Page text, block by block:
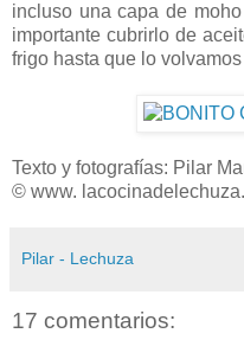
incluso una capa de
importante cubrirlo de
frigo hasta que lo
Texto y fotografías: Pilar
© www.
Pilar - Lechuza
17 comentarios: